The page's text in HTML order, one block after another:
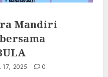
Mandiri
17, 2025 0